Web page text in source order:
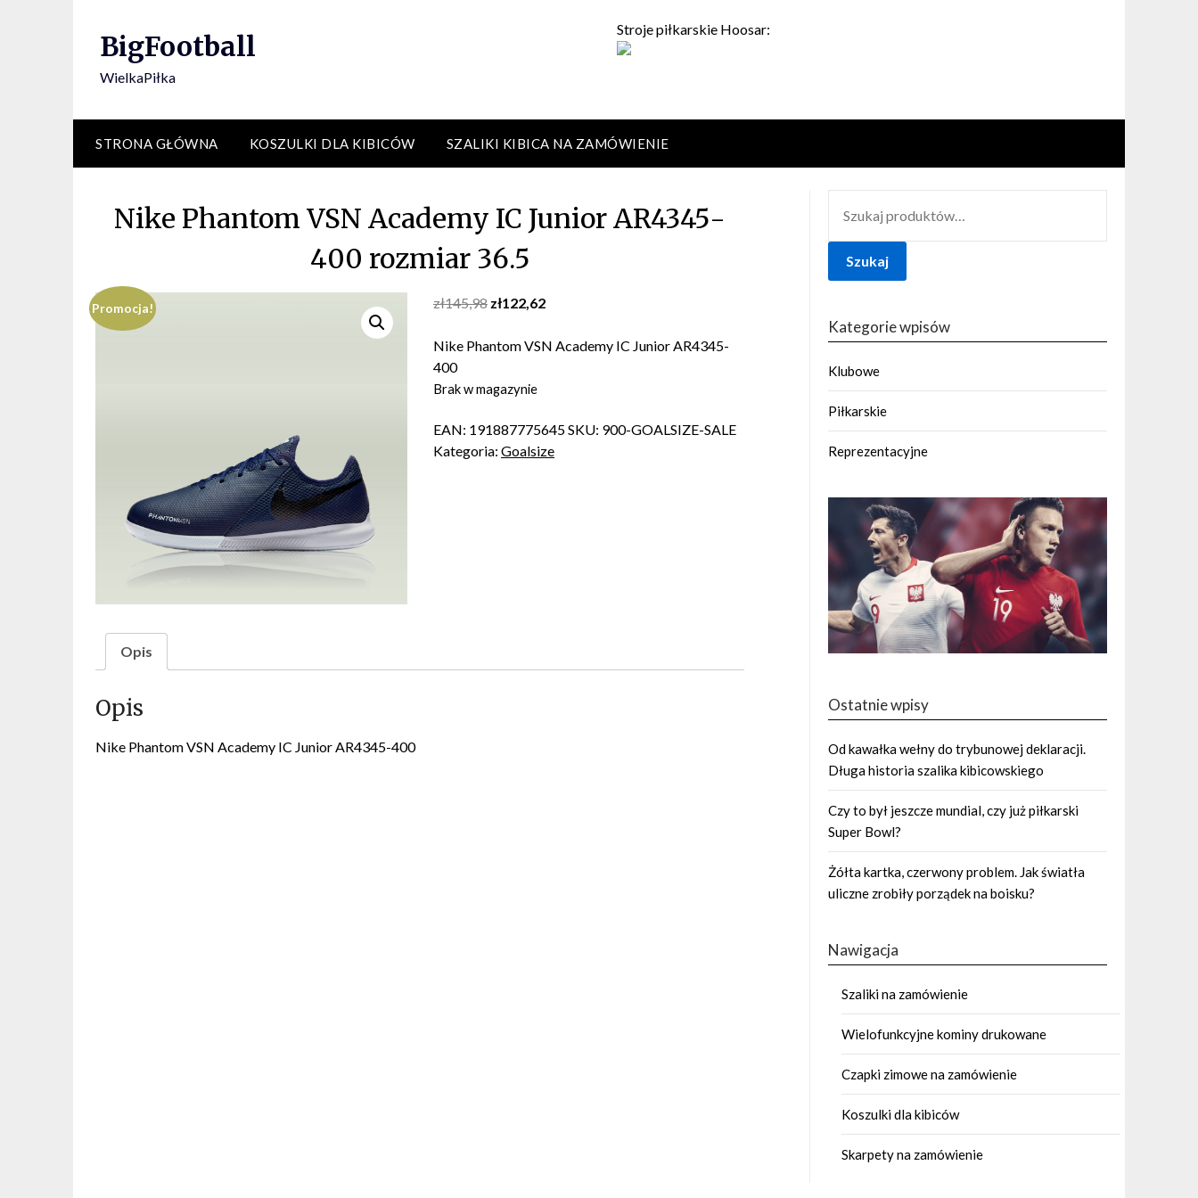
BigFootball
WielkaPiłka
Stroje piłkarskie Hoosar:
STRONA GŁÓWNA KOSZULKI DLA KIBICÓW SZALIKI KIBICA NA ZAMÓWIENIE
Nike Phantom VSN Academy IC Junior AR4345-
400 rozmiar 36.5
Promocja! zł145,98 Original
was:
zł122,62Current
is:
Nike Phantom VSN Academy IC Junior AR4345-
400
Brak w magazynie
EAN: 191887775645SKU: 900-GOALSIZE-SALE
Kategoria: Goalsize
Opis
Opis
Nike Phantom VSN Academy IC Junior AR4345-400
Szukaj
Kategorie wpisów
Klubowe
Piłkarskie
Reprezentacyjne
Ostatnie wpisy
Od kawałka wełny do trybunowej deklaracji.
Długa historia szalika kibicowskiego
Czy to był jeszcze mundial, czy już piłkarski
Super Bowl?
Żółta kartka, czerwony problem. Jak światła
uliczne zrobiły porządek na boisku?
Nawigacja
Szaliki na zamówienie
Wielofunkcyjne kominy drukowane
Czapki zimowe na zamówienie
Koszulki dla kibiców
Skarpety na zamówienie